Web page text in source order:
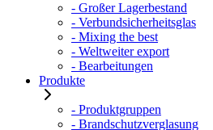
- Großer Lagerbestand
- Verbundsicherheitsglas
- Mixing the best
- Weltweiter export
- Bearbeitungen
Produkte
- Produktgruppen
- Brandschutzverglasung